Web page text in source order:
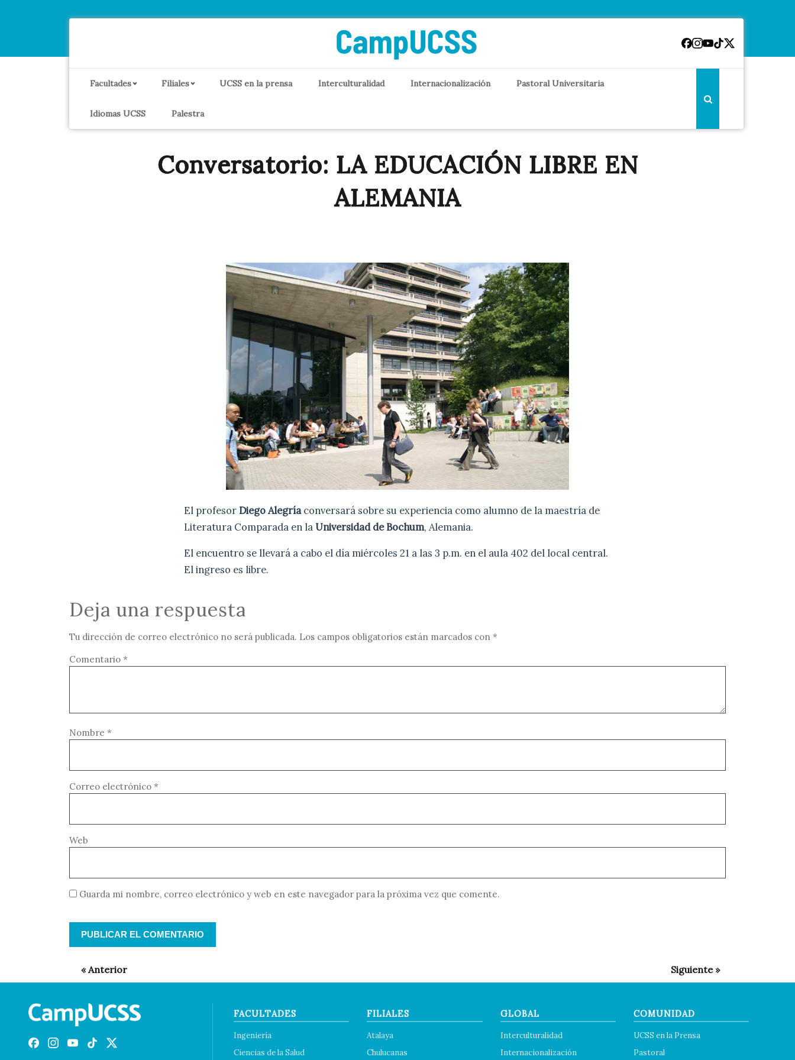
Facultades Filiales UCSS en la prensa Interculturalidad Internacionalización Pastoral Universitaria
Idiomas UCSS Palestra
Conversatorio: LA EDUCACIÓN LIBRE EN
ALEMANIA
El profesorDiego Alegríaconversará sobre su experiencia como alumno de la maestría de
Literatura Comparada en laUniversidad de Bochum, Alemania.
El encuentro se llevará a cabo el día miércoles 21 a las 3 p.m. en el aula 402 del local central.
El ingreso es libre.
Deja una respuesta
Tu dirección de correo electrónico no será publicada. Los campos obligatorios están marcados con *
Comentario *
Nombre *
Correo electrónico *
Web
Guarda mi nombre, correo electrónico y web en este navegador para la próxima vez que comente.
FACULTADES
Ingeniería
Ciencias de la Salud
FILIALES
Atalaya
Chulucanas
GLOBAL
Interculturalidad
Internacionalización
COMUNIDAD
UCSS en la Prensa
Pastoral